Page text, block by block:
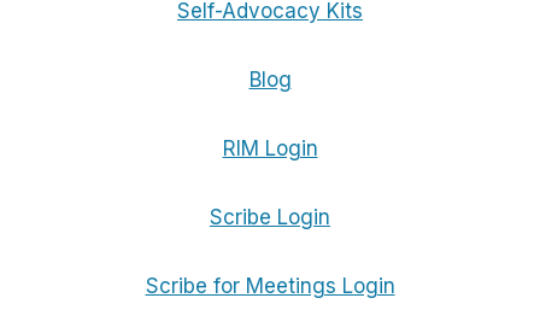
Self-Advocacy Kits
Blog
RIM Login
Scribe Login
Scribe for Meetings Login